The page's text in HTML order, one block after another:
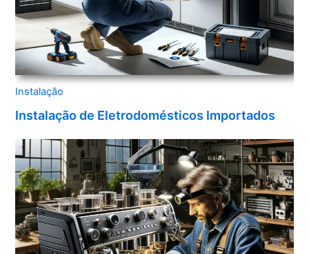
Instalação
Instalação de Eletrodomésticos Importados